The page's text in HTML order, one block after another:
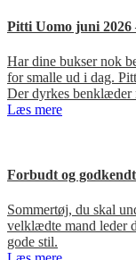
Pitti Uomo juni 2026
Har dine bukser nok
for smalle ud i dag.
Der dyrkes benklæder
Læs mere
Forbudt og
Sommertøj, du skal
velklædte mand leder
gode stil.